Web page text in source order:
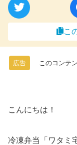
こ
広告 このコンテ
こんにちは！
冷凍弁当「ワタミ